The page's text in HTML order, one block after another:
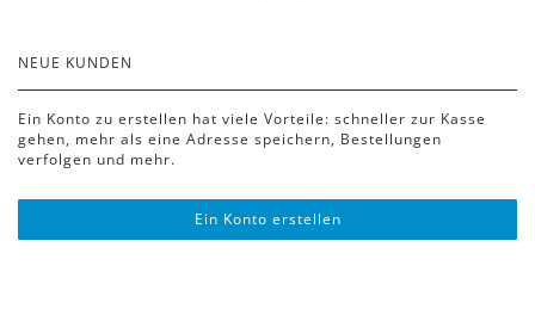
NEUE KUNDEN
Ein Konto zu erstellen hat viele Vorteile: schneller zur Kasse
gehen, mehr als eine Adresse speichern, Bestellungen
verfolgen und mehr.
Ein Konto erstellen